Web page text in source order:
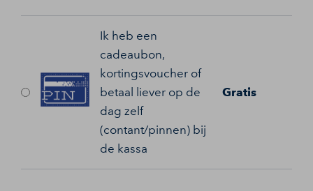
Ik heb een
cadeaubon,
kortingsvoucher of
betaal liever op de
dag zelf
(contant/pinnen) bij
de kassa
Gratis